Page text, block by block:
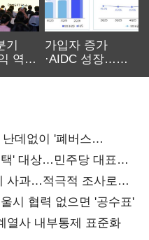
기
역대
가입자 증가
·AIDC 성장…
데없이 '폐버스
' 대상…민주당 대표로
사과…적극적 조사로
시 협력 없으면 '공수표'
열사 내부통제 표준화